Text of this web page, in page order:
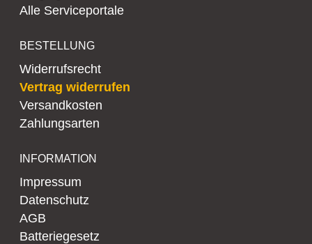
Alle Serviceportale
BESTELLUNG
Widerrufsrecht
Vertrag widerrufen
Versandkosten
Zahlungsarten
INFORMATION
Impressum
Datenschutz
AGB
Batteriegesetz